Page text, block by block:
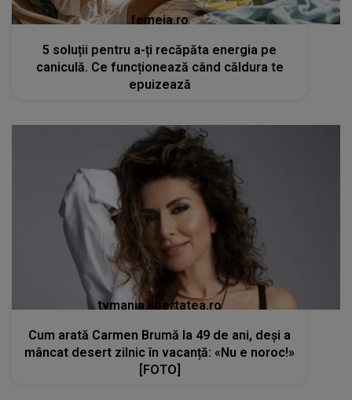
femeia.ro
5 soluții pentru a-ți recăpăta energia pe
caniculă. Ce funcționează când căldura te
epuizează
tvmania.libertatea.ro
Cum arată Carmen Brumă la 49 de ani, deși a
mâncat desert zilnic în vacanță: «Nu e noroc!»
[FOTO]